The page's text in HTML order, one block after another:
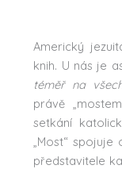
Americký
knih. U nás je
téměř na
právě
setkání
„Most“
představitele